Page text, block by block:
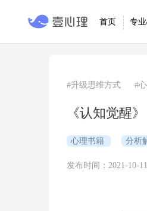
首页 专
#升级思维方式 #
《认知觉醒
心理书籍 分析
发布时间：2021-10-11